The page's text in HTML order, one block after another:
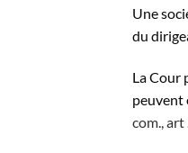
Une
du
La Cour
peuvent
com., art